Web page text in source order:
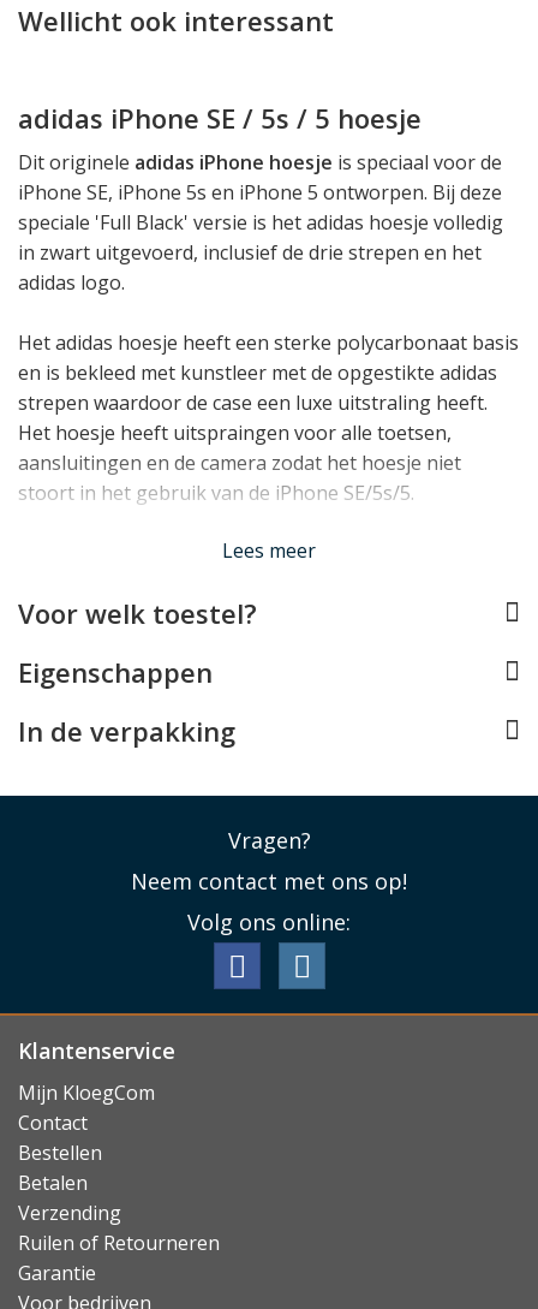
Wellicht ook interessant
adidas iPhone SE / 5s / 5 hoesje
Dit originele adidas iPhone hoesje is speciaal voor de
iPhone SE, iPhone 5s en iPhone 5 ontworpen. Bij deze
speciale 'Full Black' versie is het adidas hoesje volledig
in zwart uitgevoerd, inclusief de drie strepen en het
adidas logo.
Het adidas hoesje heeft een sterke polycarbonaat basis
en is bekleed met kunstleer met de opgestikte adidas
strepen waardoor de case een luxe uitstraling heeft.
Het hoesje heeft uitspraingen voor alle toetsen,
aansluitingen en de camera zodat het hoesje niet
stoort in het gebruik van de iPhone SE/5s/5.
Lees minder
Lees meer
Voor welk toestel?
Eigenschappen
In de verpakking
Vragen?
Neem contact met ons op!
Volg ons online:
Klantenservice
Mijn KloegCom
Contact
Bestellen
Betalen
Verzending
Ruilen of Retourneren
Garantie
Voor bedrijven